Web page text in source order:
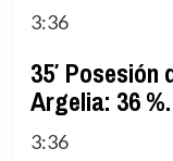
3:36
35′
Argelia: 36 %.
3:36